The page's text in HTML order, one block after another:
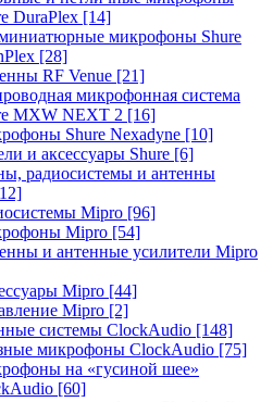
DuraPlex [14]
микрофоны Shure
[28]
RF Venue [21]
микрофонная система
MXW NEXT 2 [16]
Shure Nexadyne [10]
и аксессуары Shure [6]
радиосистемы и антенны
Mipro [96]
Mipro [54]
и антенные усилители Mipro
Mipro [44]
Mipro [2]
системы ClockAudio [148]
микрофоны ClockAudio [75]
на «гусиной шее»
[60]